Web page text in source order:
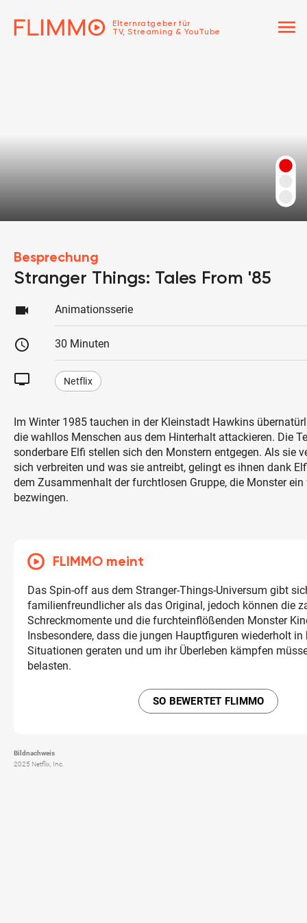
Elternratgeber für
TV, Streaming & YouTube
menu
Besprechung
Stranger Things: Tales From '85
videocam Animationsserie
schedule 30 Minuten
tv Netflix
Im Winter 1985 tauchen in der Kleinstadt Hawkins
die wahllos Menschen aus dem Hinterhalt attackieren. Die
sonderbare Elfi stellen sich den Monstern entgegen. Als sie
sich verbreiten und was sie antreibt, gelingt es ihnen dank
dem Zusammenhalt der furchtlosen Gruppe, die Monster
bezwingen.
FLIMMO meint
Das Spin-off aus dem Stranger-Things-Universum gibt
familienfreundlicher als das Original, jedoch können die
Schreckmomente und die furchteinflößenden Monster
Insbesondere, dass die jungen Hauptfiguren wiederholt in
Situationen geraten und um ihr Überleben kämpfen
belasten.
SO BEWERTET FLIMMO
Bildnachweis
2025 Netflix, Inc.